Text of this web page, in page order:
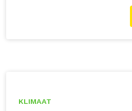
KLIMAAT